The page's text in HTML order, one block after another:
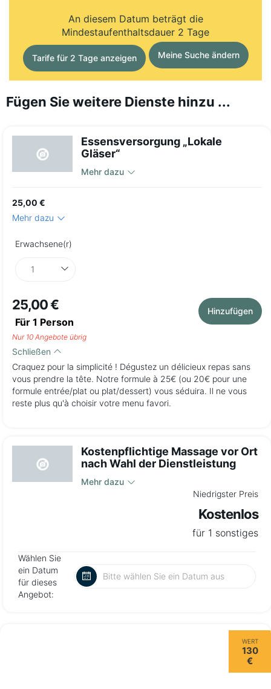
An diesem Datum beträgt die
Mindestaufenthaltsdauer 2 Tage
Tarife für 2 Tage anzeigen Meine Suche ändern
Fügen Sie weitere Dienste hinzu ...
Essensversorgung „Lokale
Gläser“
Mehr dazu
25,00 €
Mehr dazu
Erwachsene(r)
25,00 €
Für 1 Person
Hinzufügen
Nur 10 Angebote übrig
Schließen
Craquez pour la simplicité ! Dégustez un délicieux repas sans
vous prendre la tête. Notre formule à 25€ (ou 20€ pour une
formule entrée/plat ou plat/dessert) vous séduira. Il ne vous
reste plus qu'à choisir votre menu favori.
Kostenpflichtige Massage vor Ort
nach Wahl der Dienstleistung
Mehr dazu
Niedrigster Preis
Kostenlos
für 1 sonstiges
Wählen Sie
ein Datum
für dieses
Angebot:
WERT
130
€